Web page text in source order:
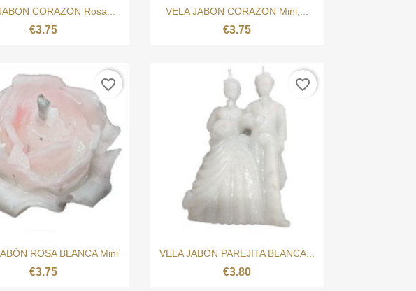
Quick view
CORAZON Rosa...
€3.75
Quick view
VELA JABON CORAZON Mini,...
€3.75
Quick view
ROSA BLANCA Mini
€3.75
favorite_border
Quick view
VELA JABON PAREJITA BLANCA...
€3.80
favorite_border